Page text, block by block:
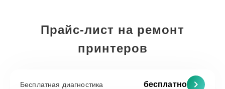
Прайс-лист на ремонт
принтеров
Бесплатная диагностика бесплатно